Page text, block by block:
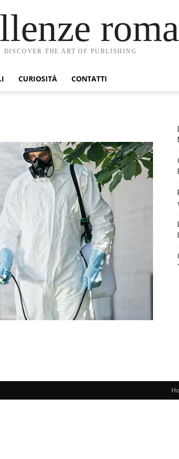
DISCOVER THE ART OF PUBLISHING
CURIOSITÀ CONTATTI